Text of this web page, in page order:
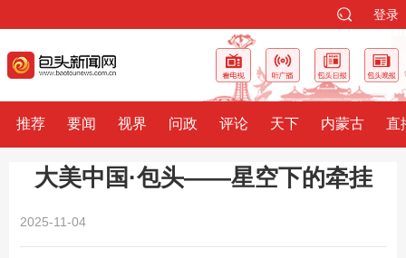
登录
推荐 要闻 视界 问政 评论 天下 内蒙古 直
大美中国·包头——星空下的牵挂
2025-11-04